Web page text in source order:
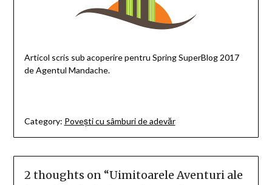
Articol scris sub acoperire pentru Spring SuperBlog 2017
de Agentul Mandache.
Category: Povești cu sâmburi de adevăr
2 thoughts on “Uimitoarele Aventuri ale